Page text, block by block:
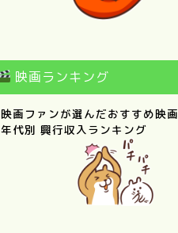
映画ランキング
映画ファンが選んだおすすめ映画
年代別 興行収入ランキング